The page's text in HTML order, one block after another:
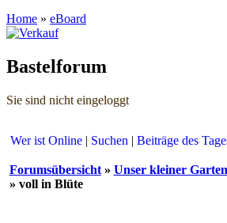
Home » eBoard
Bastelforum
Sie sind nicht eingeloggt
Wer ist Online | Suchen | Beiträge des
Forumsübersicht» Unser kleiner
» voll in Blüte